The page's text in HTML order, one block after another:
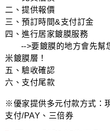
二、提供報價
三、預訂時間&支付訂金
四、進行居家鍍膜服務
-->要鍍膜的地方會先幫
米鍍膜層！
五、驗收確認
六、支付尾款
※優家提供多元付款方式：
支付/PAY、三倍券